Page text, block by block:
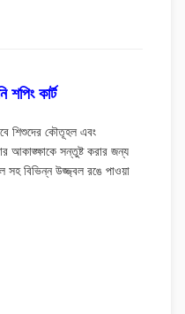
শপিং কার্ট
শিশুদের কৌতূহল এবং
আকাঙ্ক্ষাকে সন্তুষ্ট করার জন্য
সহ বিভিন্ন উজ্জ্বল রঙে পাওয়া